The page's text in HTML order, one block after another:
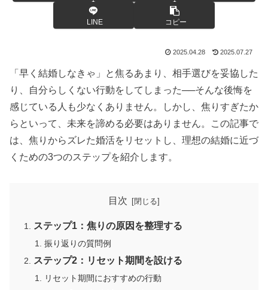
LINE コピー
2025.04.28 2025.07.27
「早く結婚しなきゃ」と焦るあまり、相手選びを妥協した
り、自分らしくない行動をしてしまった──そんな後悔を
感じている人も少なくありません。しかし、焦りすぎたか
らといって、未来を諦める必要はありません。この記事で
は、焦りからズレた婚活をリセットし、理想の結婚に近づ
くための3つのステップを紹介します。
目次
ステップ1：焦りの原因を整理する
振り返りの質問例
ステップ2：リセット期間を設ける
リセット期間におすすめの行動